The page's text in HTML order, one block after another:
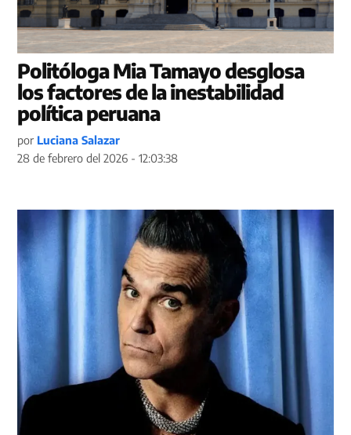
Politóloga Mia Tamayo desglosa
los factores de la inestabilidad
política peruana
por Luciana Salazar
28 de febrero del 2026 - 12:03:38